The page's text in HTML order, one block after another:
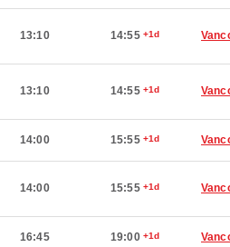
13:10 14:55 +1d
13:10 14:55 +1d
14:00 15:55 +1d
14:00 15:55 +1d
16:45 19:00 +1d